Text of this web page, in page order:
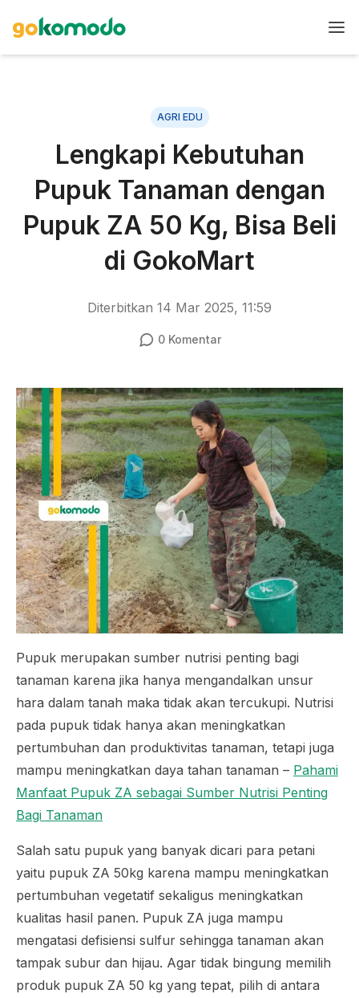
AGRI EDU
Lengkapi Kebutuhan
Pupuk Tanaman dengan
Pupuk ZA 50 Kg, Bisa Beli
di GokoMart
Diterbitkan 14 Mar 2025, 11:59
0Komentar
Pupuk merupakan sumber nutrisi penting bagi
tanaman karena jika hanya mengandalkan unsur
hara dalam tanah maka tidak akan tercukupi. Nutrisi
pada pupuk tidak hanya akan meningkatkan
pertumbuhan dan produktivitas tanaman, tetapi juga
mampu meningkatkan daya tahan tanaman – Pahami
Manfaat Pupuk ZA sebagai Sumber Nutrisi Penting
Bagi Tanaman
Salah satu pupuk yang banyak dicari para petani
yaitu pupuk ZA 50kg karena mampu meningkatkan
pertumbuhan vegetatif sekaligus meningkatkan
kualitas hasil panen. Pupuk ZA juga mampu
mengatasi defisiensi sulfur sehingga tanaman akan
tampak subur dan hijau. Agar tidak bingung memilih
produk pupuk ZA 50 kg yang tepat, pilih di antara